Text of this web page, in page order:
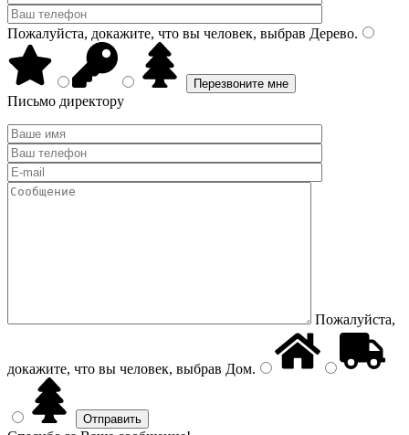
Пожалуйста, докажите, что вы человек, выбрав Дерево.
Письмо директору
Пожалуйста,
докажите, что вы человек, выбрав Дом.